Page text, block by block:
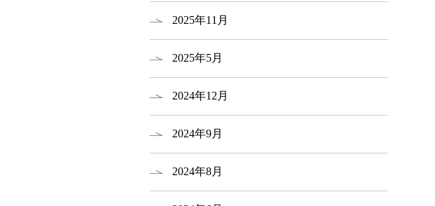
2025年11月
2025年5月
2024年12月
2024年9月
2024年8月